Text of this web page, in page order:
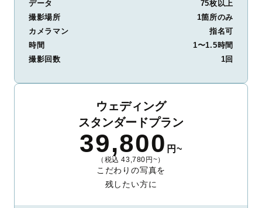
データ
75枚以上
撮影場所
1箇所のみ
カメラマン
指名可
時間
1〜1.5時間
撮影回数
1回
ウェディング
スタンダードプラン
39,800 円~
（税込 43,780円~）
こだわりの写真を
残したい方に